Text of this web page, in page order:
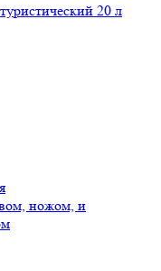
20 л
ножом, и